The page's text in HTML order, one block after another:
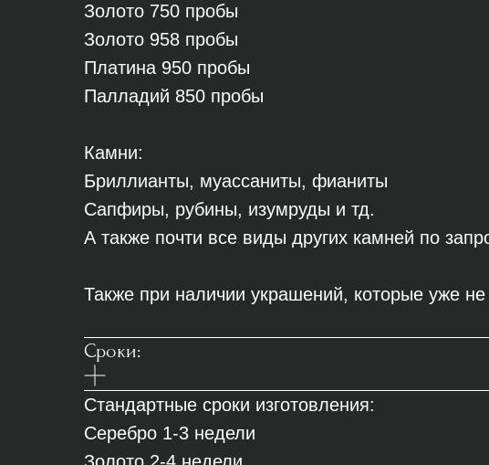
Золото 750 пробы
Золото 958 пробы
Платина 950 пробы
Палладий 850 пробы
Камни:
Бриллианты, муассаниты, фианиты
Сапфиры, рубины, изумруды и тд.
А также почти все виды других камней по
Также при наличии украшений, которые уже
Сроки:
Стандартные сроки изготовления:
Серебро 1-3 недели